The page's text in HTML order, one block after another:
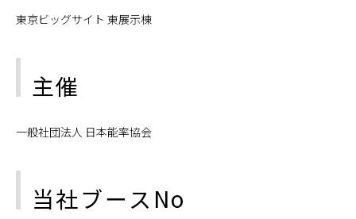
東京ビッグサイト 東展示棟
主催
一般社団法人 日本能率協会
当社ブースNo